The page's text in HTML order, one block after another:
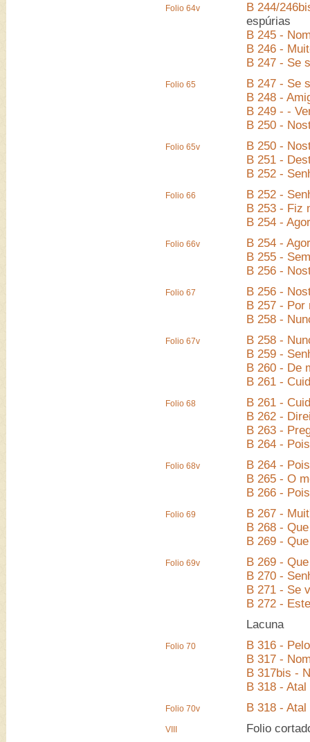
Folio 64v
B 244/
espúrias
B 245 -
B 246 -
B 247 - Se
Folio 65
B 247 - Se
B 248 -
B 249 - -
B 250 -
Folio 65v
B 250 -
B 251 -
B 252 -
Folio 66
B 252 -
B 253 - Fiz
B 254 -
Folio 66v
B 254 -
B 255 -
B 256 -
Folio 67
B 256 -
B 257 - Por
B 258 -
Folio 67v
B 258 -
B 259 -
B 260 - De
B 261 -
Folio 68
B 261 -
B 262 -
B 263 -
B 264 -
Folio 68v
B 264 -
B 265 - O
B 266 -
Folio 69
B 267 -
B 268 -
B 269 -
Folio 69v
B 269 -
B 270 -
B 271 - Se
B 272 -
Lacuna
Folio 70
B 316 -
B 317 -
B 317bis -
B 318 -
Folio 70v B 318 -
VIII Folio